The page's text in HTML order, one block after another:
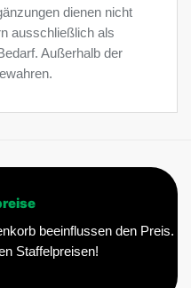
dienen nicht
ausschließlich als
Außerhalb der
beeinflussen den Preis.
Staffelpreisen!